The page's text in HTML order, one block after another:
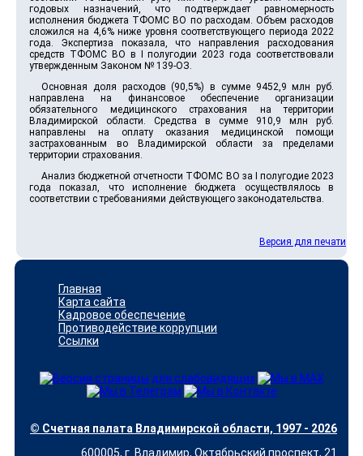
годовых назначений, что подтверждает равномерность
исполнения бюджета ТФОМС ВО по расходам. Объем расходов
сложился на 4,6% ниже уровня соответствующего периода 2022
года. Экспертиза показала, что направления расходования
средств ТФОМС ВО в I полугодии 2023 года соответствовали
утвержденным Законом № 139-ОЗ.
Основная доля расходов (90,5%) в сумме 9452,9 млн руб.
направлена на финансовое обеспечение организации
обязательного медицинского страхования на территории
Владимирской области. Средства в сумме 910,9 млн руб.
направлены на оплату оказания медицинской помощи
застрахованным во Владимирской области за пределами
территории страхования.
Анализ бюджетной отчетности ТФОМС ВО за I полугодие 2023
года показал, что исполнение бюджета осуществлялось в
соответствии с требованиями действующего законодательства.
Версия для печати
Главная
Карта сайта
Кадровое обеспечение
Противодействие коррупции
Ссылки
© Счетная палата Владимирской области, 1997 - 2026
600005, г. Владимир, Октябрьский проспект, 21